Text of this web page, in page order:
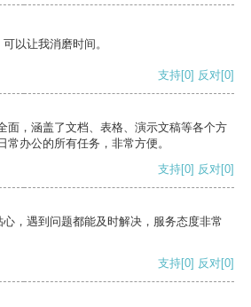
以让我消磨时间。
支持[0] 反对[0]
面，涵盖了文档、表格、演示文稿等各个方
办公的所有任务，非常方便。
支持[0] 反对[0]
，遇到问题都能及时解决，服务态度非常
支持[0] 反对[0]